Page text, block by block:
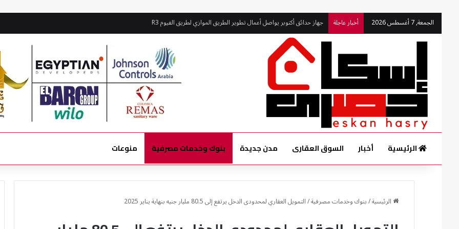
الجمعة, 7 أغسطس 2026 أخبار عاجلة جهاز حدائق أكتوبر يواصل أعمال تطوير الطريق الموازي لطريق الفيوم R3
الرئيسية أخبار السوق العقارى مدن جديدة بنوك وخدمات مصرفية منوعات
الرئيسية/بنوك وخدمات مصرفية/التمويل العقاري لمحدودى الدخل يرتفع إلى 80.5 مليار جنيه بنهاية يناير 2025